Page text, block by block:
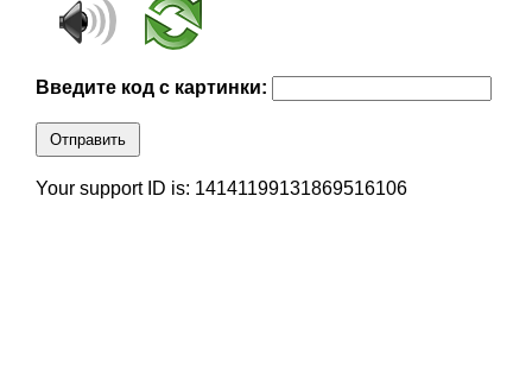
Введите код с картинки:
Отправить
Your support ID is: 14141199131869516106